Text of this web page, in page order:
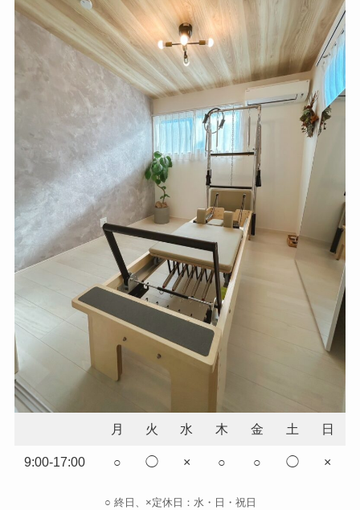
月 火 水 木 金 土 日
9:00-17:00 ○ ◯ × ○ ○ ◯ ×
○ 終日、×定休日：水・日・祝日